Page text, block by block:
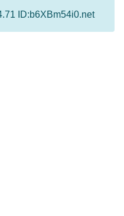
ID:b6XBm54i0.net